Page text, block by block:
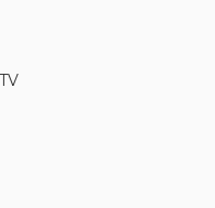
del canale comprende
programmi di
in stile magazine che